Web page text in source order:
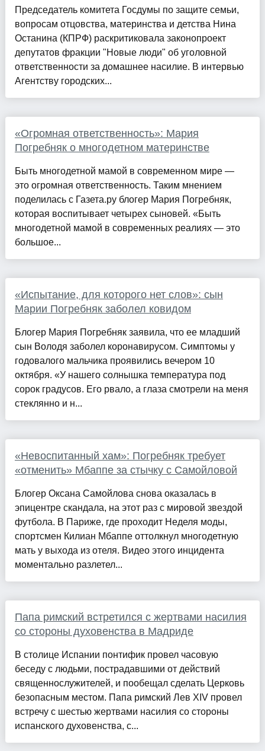
Председатель комитета Госдумы по защите семьи,
вопросам отцовства, материнства и детства Нина
Останина (КПРФ) раскритиковала законопроект
депутатов фракции "Новые люди" об уголовной
ответственности за домашнее насилие. В интервью
Агентству городских...
«Огромная ответственность»: Мария
Погребняк о многодетном материнстве
Быть многодетной мамой в современном мире —
это огромная ответственность. Таким мнением
поделилась с Газета.ру блогер Мария Погребняк,
которая воспитывает четырех сыновей. «Быть
многодетной мамой в современных реалиях — это
большое...
«Испытание, для которого нет слов»: сын
Марии Погребняк заболел ковидом
Блогер Мария Погребняк заявила, что ее младший
сын Володя заболел коронавирусом. Симптомы у
годовалого мальчика проявились вечером 10
октября. «У нашего солнышка температура под
сорок градусов. Его рвало, а глаза смотрели на меня
стеклянно и н...
«Невоспитанный хам»: Погребняк требует
«отменить» Мбаппе за стычку с Самойловой
Блогер Оксана Самойлова снова оказалась в
эпицентре скандала, на этот раз с мировой звездой
футбола. В Париже, где проходит Неделя моды,
спортсмен Килиан Мбаппе оттолкнул многодетную
мать у выхода из отеля. Видео этого инцидента
моментально разлетел...
Папа римский встретился с жертвами насилия
со стороны духовенства в Мадриде
В столице Испании понтифик провел часовую
беседу с людьми, пострадавшими от действий
священнослужителей, и пообещал сделать Церковь
безопасным местом. Папа римский Лев XIV провел
встречу с шестью жертвами насилия со стороны
испанского духовенства, с...